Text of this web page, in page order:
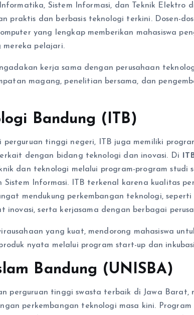
Sistem Informasi, dan Teknik Elektro
praktis dan berbasis teknologi terkini. Dosen-
yang lengkap memberikan mahasiswa
mereka pelajari.
kerja sama dengan perusahaan
magang, penelitian bersama, dan
Bandung (ITB)
perguruan tinggi negeri, ITB juga memiliki
dengan bidang teknologi dan inovasi. Di
dan teknologi melalui program-program studi
Sistem Informasi. ITB terkenal karena kualitas
mendukung perkembangan teknologi,
inovasi, serta kerjasama dengan berbagai
yang kuat, mendorong mahasiswa
nyata melalui program start-up dan
Bandung (UNISBA)
perguruan tinggi swasta terbaik di Jawa Barat,
perkembangan teknologi masa kini. Program